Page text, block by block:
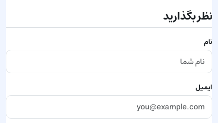
نظر بگذارید
نام
ایمیل